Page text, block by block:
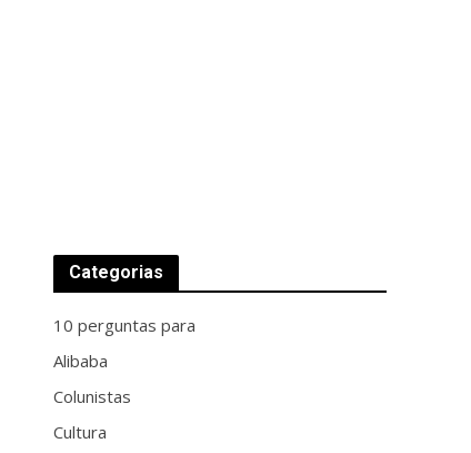
Categorias
10 perguntas para
Alibaba
Colunistas
Cultura